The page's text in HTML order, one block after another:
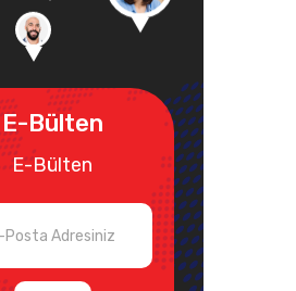
E-Bülten
E-Bülten